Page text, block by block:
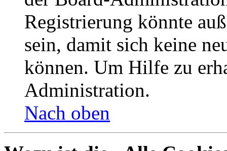
Registrierung könnte
sein, damit sich keine
können. Um Hilfe zu
Administration.
Nach oben